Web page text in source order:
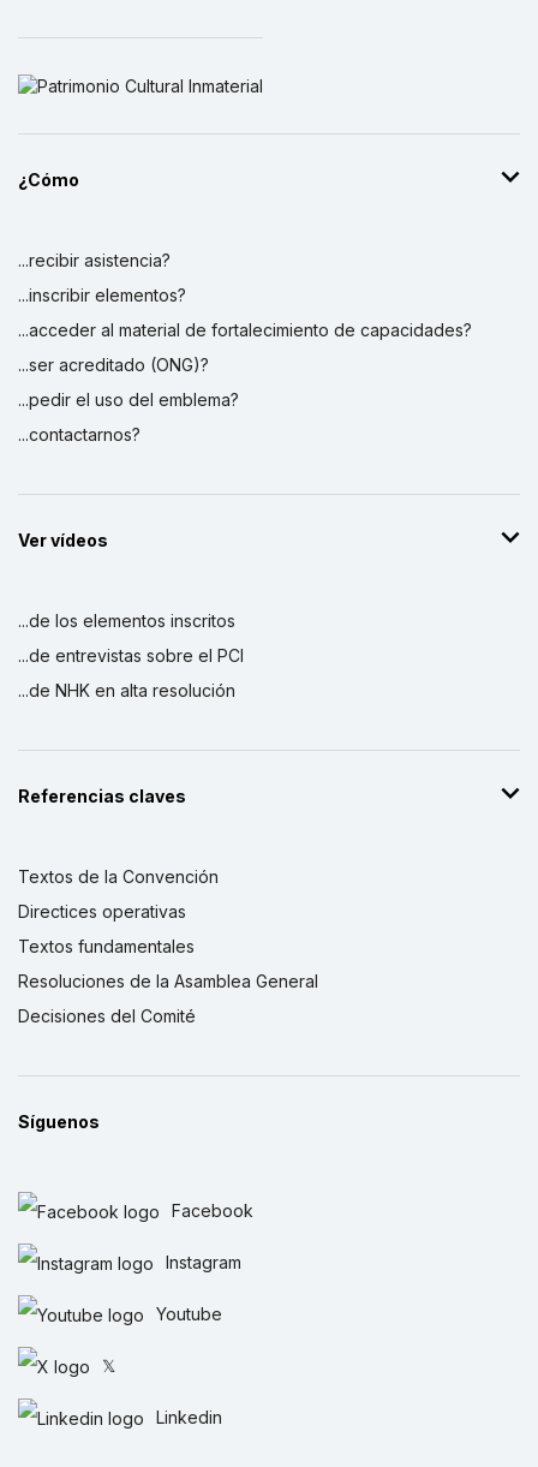
¿Cómo
...recibir asistencia?
...inscribir elementos?
...acceder al material de fortalecimiento de capacidades?
...ser acreditado (ONG)?
...pedir el uso del emblema?
...contactarnos?
Ver vídeos
...de los elementos inscritos
...de entrevistas sobre el PCI
...de NHK en alta resolución
Referencias claves
Textos de la Convención
Directices operativas
Textos fundamentales
Resoluciones de la Asamblea General
Decisiones del Comité
Síguenos
Facebook
Instagram
Youtube
𝕏
Linkedin